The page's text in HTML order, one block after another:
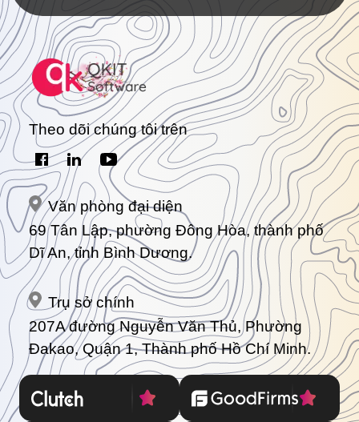
Theo dõi chúng tôi trên
Văn phòng đại diện
69 Tân Lập, phường Đông Hòa, thành phố
Dĩ An, tỉnh Bình Dương.
Trụ sở chính
207A đường Nguyễn Văn Thủ, Phường
Đakao, Quận 1, Thành phố Hồ Chí Minh.